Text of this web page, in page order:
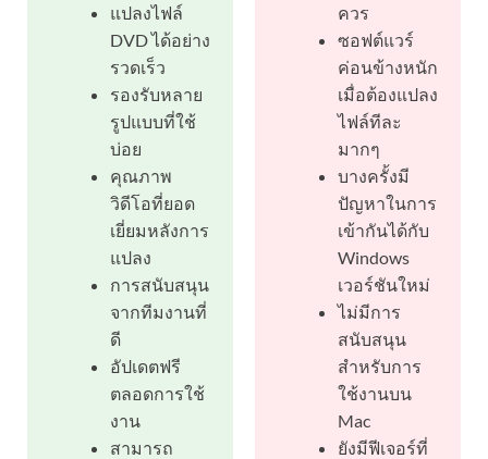
แปลงไฟล์
DVD ได้อย่าง
รวดเร็ว
รองรับหลาย
รูปแบบที่ใช้
บ่อย
คุณภาพ
วิดีโอที่ยอด
เยี่ยมหลังการ
แปลง
การสนับสนุน
จากทีมงานที่
ดี
อัปเดตฟรี
ตลอดการใช้
งาน
สามารถ
ควร
ซอฟต์แวร์
ค่อนข้างหนัก
เมื่อต้องแปลง
ไฟล์ทีละ
มากๆ
บางครั้งมี
ปัญหาในการ
เข้ากันได้กับ
Windows
เวอร์ชันใหม่
ไม่มีการ
สนับสนุน
สำหรับการ
ใช้งานบน
Mac
ยังมีฟีเจอร์ที่